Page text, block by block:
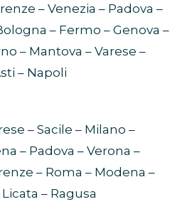
– Venezia – Padova –
– Fermo – Genova –
– Mantova – Varese –
– Napoli
– Sacile – Milano –
– Padova – Verona –
– Roma – Modena –
– Ragusa